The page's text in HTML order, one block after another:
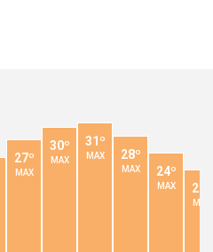
27º
MAX
30º
MAX
31º
MAX 28º
MAX 24º
MAX 20º
MAX